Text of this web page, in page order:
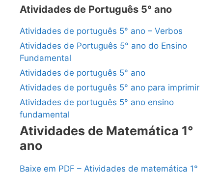
Atividades de Português 5° ano
Atividades de português 5° ano – Verbos
Atividades de Português 5° ano do Ensino
Fundamental
Atividades de português 5° ano
Atividades de português 5° ano para imprimir
Atividades de português 5° ano ensino
fundamental
Atividades de Matemática 1°
ano
Baixe em PDF – Atividades de matemática 1°